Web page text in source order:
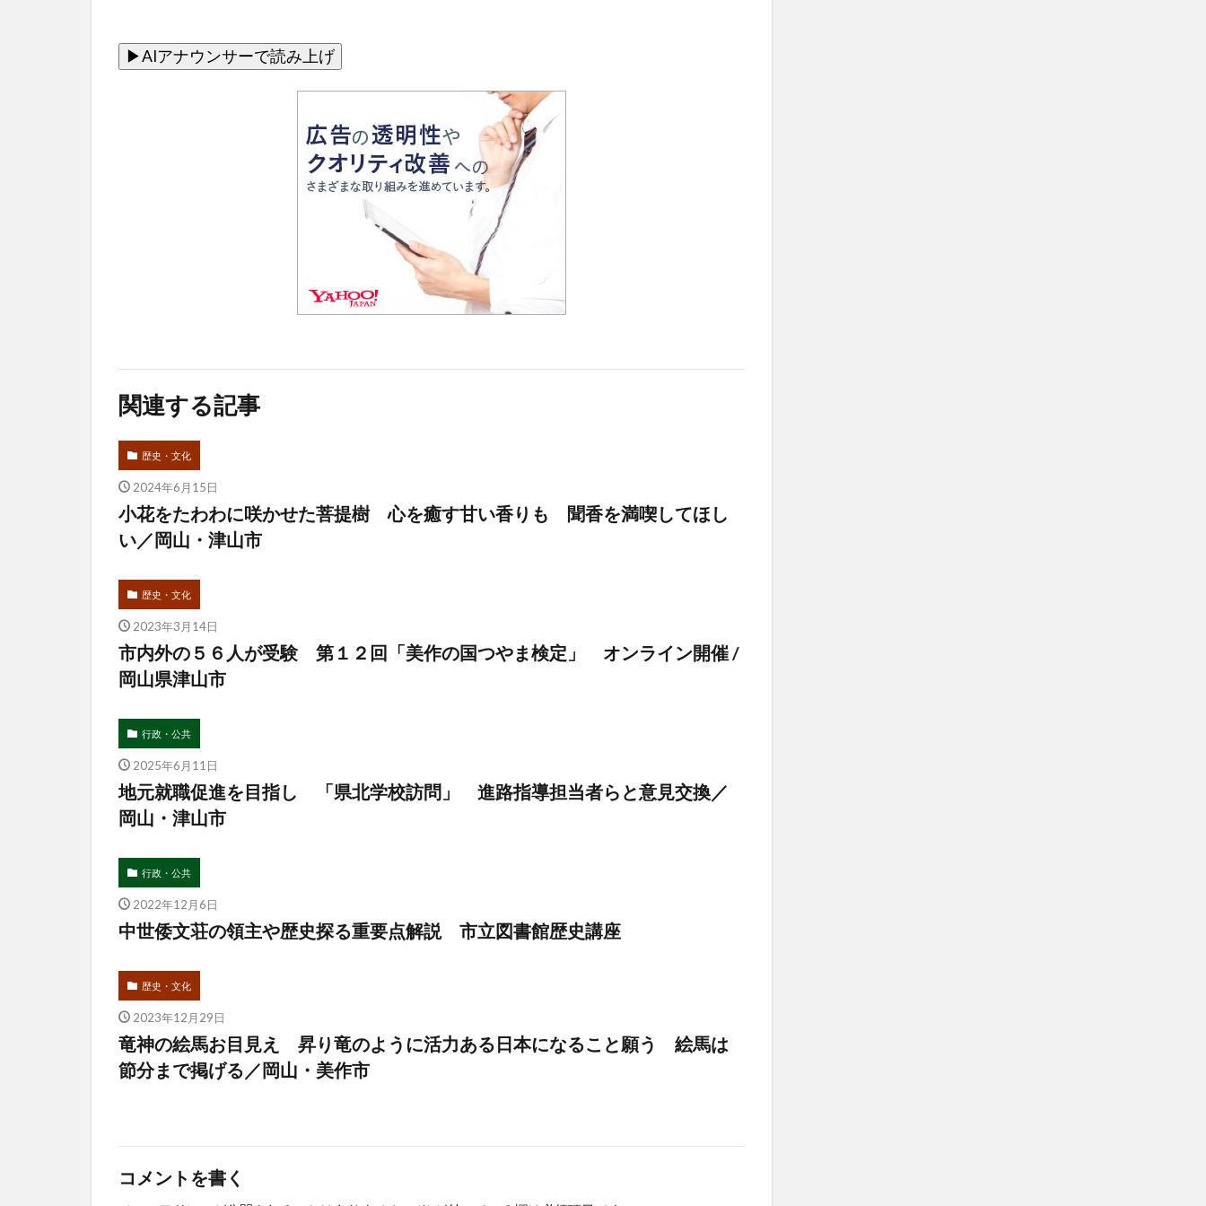
関連する記事
歴史・文化
2024年6月15日
小花をたわわに咲かせた菩提樹 心を癒す甘い香りも 聞香を満喫してほし
い／岡山・津山市
歴史・文化
2023年3月14日
市内外の５６人が受験 第１２回「美作の国つやま検定」 オンライン開催 /
岡山県津山市
行政・公共
2025年6月11日
地元就職促進を目指し 「県北学校訪問」 進路指導担当者らと意見交換／
岡山・津山市
行政・公共
2022年12月6日
中世倭文荘の領主や歴史探る重要点解説 市立図書館歴史講座
歴史・文化
2023年12月29日
竜神の絵馬お目見え 昇り竜のように活力ある日本になること願う 絵馬は
節分まで掲げる／岡山・美作市
コメントを書く